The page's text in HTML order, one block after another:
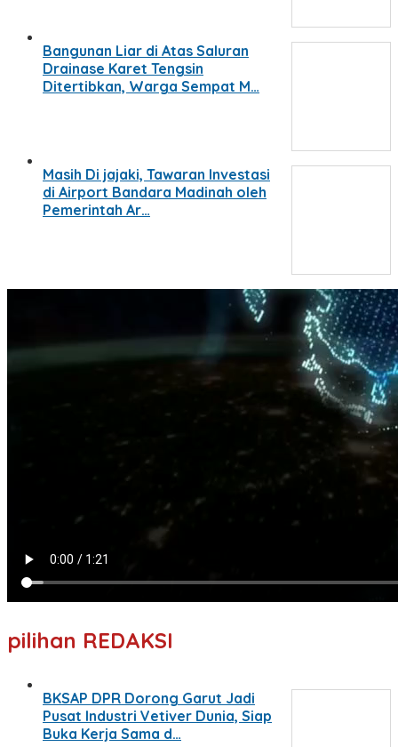
Bangunan Liar di Atas Saluran
Drainase Karet Tengsin
Ditertibkan, Warga Sempat M…
Masih Di jajaki, Tawaran Investasi
di Airport Bandara Madinah oleh
Pemerintah Ar…
pilihan REDAKSI
BKSAP DPR Dorong Garut Jadi
Pusat Industri Vetiver Dunia, Siap
Buka Kerja Sama d…